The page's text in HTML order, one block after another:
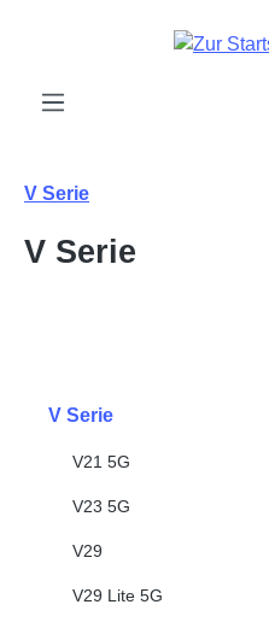
Zum Hauptinhalt springen
V Serie
V Serie
V Serie
V21 5G
V23 5G
V29
V29 Lite 5G